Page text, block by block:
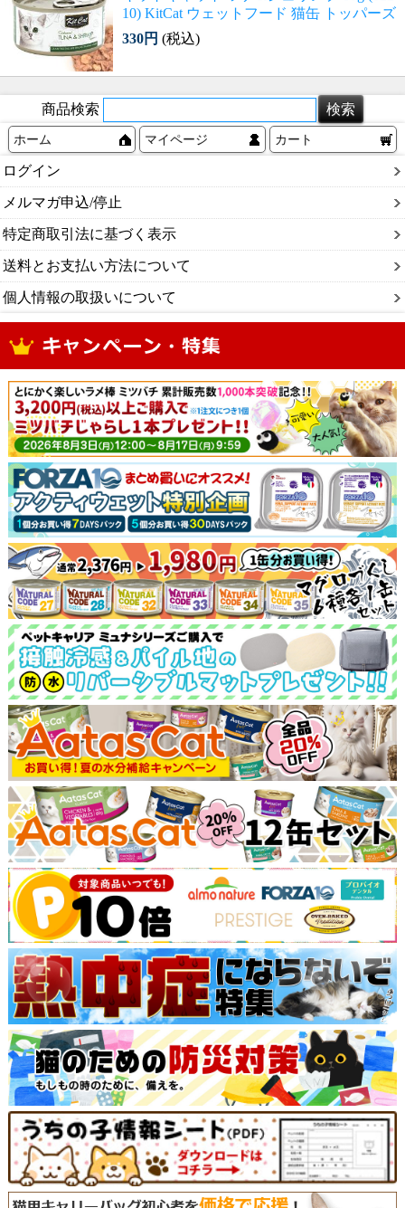
10) KitCat ウェットフード 猫缶 トッパーズ
330円 (税込)
商品検索
ホーム マイページ カート
ログイン
メルマガ申込/停止
特定商取引法に基づく表示
送料とお支払い方法について
個人情報の取扱いについて